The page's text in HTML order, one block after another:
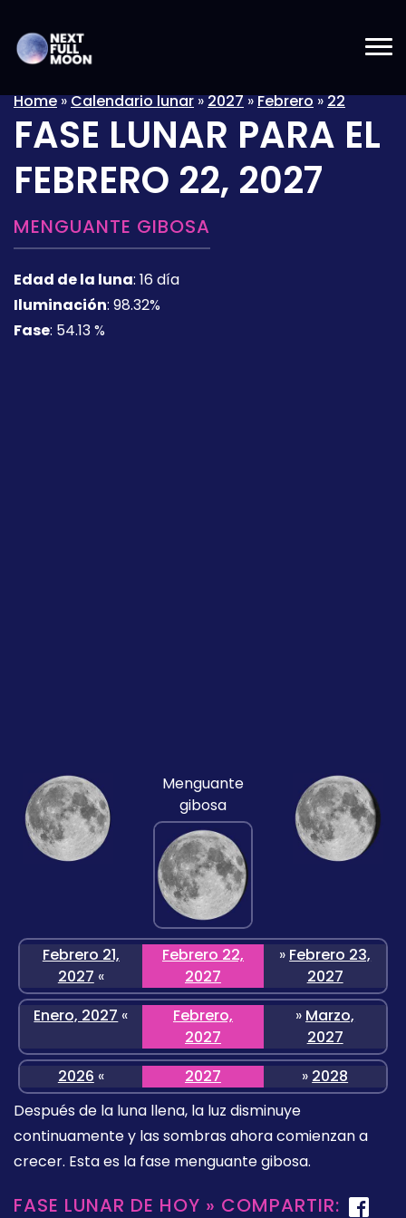
Home»Calendario lunar»2027»Febrero»22
FASE LUNAR PARA EL
FEBRERO 22, 2027
MENGUANTE GIBOSA
Edad de la luna: 16 día
Iluminación: 98.32%
Fase: 54.13 %
Menguante
gibosa
Febrero 21,
2027 «
Febrero 22,
2027
» Febrero 23,
2027
Enero, 2027 «
Febrero,
2027
» Marzo,
2027
2026 « 2027 » 2028
Después de la luna llena, la luz disminuye
continuamente y las sombras ahora comienzan a
crecer. Esta es la fase menguante gibosa.
FASE LUNAR DE HOY » COMPARTIR: